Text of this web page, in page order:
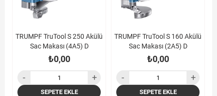
TRUMPF TruTool S 250 Akülü
Sac Makası (4A5) D
₺0,00
SEPETE EKLE
TRUMPF TruTool S 160 Akülü
Sac Makası (2A5) D
₺0,00
SEPETE EKLE